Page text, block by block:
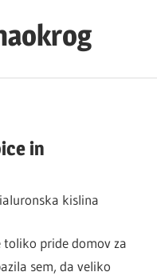
in
pride domov za
sem, da veliko